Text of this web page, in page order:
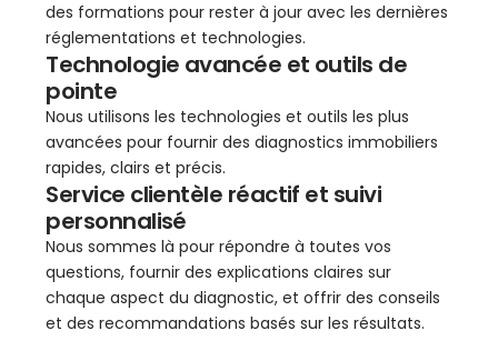
des formations pour rester à jour avec les dernières
réglementations et technologies.
Technologie avancée et outils de
pointe
Nous utilisons les technologies et outils les plus
avancées pour fournir des diagnostics immobiliers
rapides, clairs et précis.
Service clientèle réactif et suivi
personnalisé
Nous sommes là pour répondre à toutes vos
questions, fournir des explications claires sur
chaque aspect du diagnostic, et offrir des conseils
et des recommandations basés sur les résultats.